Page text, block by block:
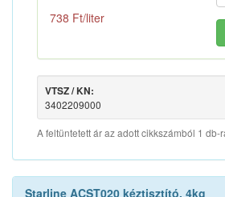
738 Ft/liter
VTSZ / KN:
3402209000
A feltüntetett ár az adott cikkszámból 1 db-
Starline ACST020 kéztisztító, 4kg